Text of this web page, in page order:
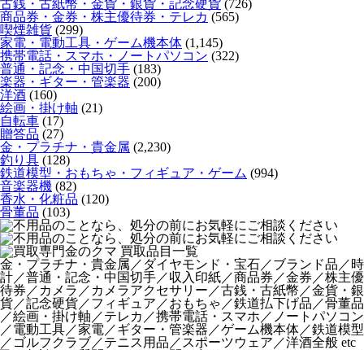
古銭・古紙幣・金貨・銀貨・記念硬貨 (726)
商品券・金券・株主優待券・テレカ (565)
喫煙雑貨 (299)
家電・電動工具・ゲーム機本体 (1,145)
携帯電話・スマホ・ノートパソコン (322)
普通・記念・中国切手 (183)
楽器・ギター・管楽器 (200)
洋酒 (160)
絵画・掛け軸 (21)
自転車 (17)
贈答品 (27)
金・プラチナ・貴金属 (2,230)
釣り具 (128)
鉄道模型・おもちゃ・フィギュア・ゲーム (994)
音楽器機 (82)
香水・化粧品 (120)
骨董品 (103)
金・プラチナ・貴金属／ダイヤモンド・宝石／ブランド品／時
計／普通・記念・中国切手／収入印紙／商品券／金券／株主優
待券／カメラ／カメラアクセサリー／古銭・古紙幣／金貨・銀
貨／記念硬貨／フィギュア／おもちゃ／鉄道払下げ品／骨董品
／絵画・掛け軸／テレカ／携帯電話・スマホ／ノートパソコン
／電動工具／家電／ギター・管楽器／ゲーム機本体／鉄道模型
／ゴルフクラブ／テニス用品／スポーツウェア／洋酒全般 etc